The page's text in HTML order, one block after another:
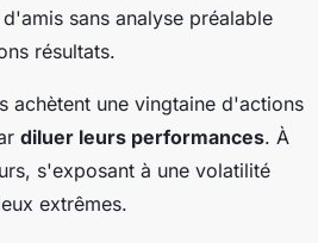
sans analyse préalable
résultats.
achètent une vingtaine d'actions
diluer leurs performances. À
s'exposant à une volatilité
extrêmes.